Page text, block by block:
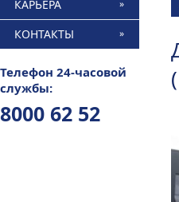
КАРЬЕРА
КОНТАКТЫ
Телефон 24-часовой
службы:
8000 62 52